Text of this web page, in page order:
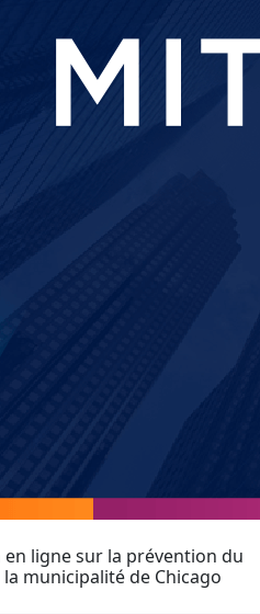
ligne sur la prévention du
municipalité de Chicago